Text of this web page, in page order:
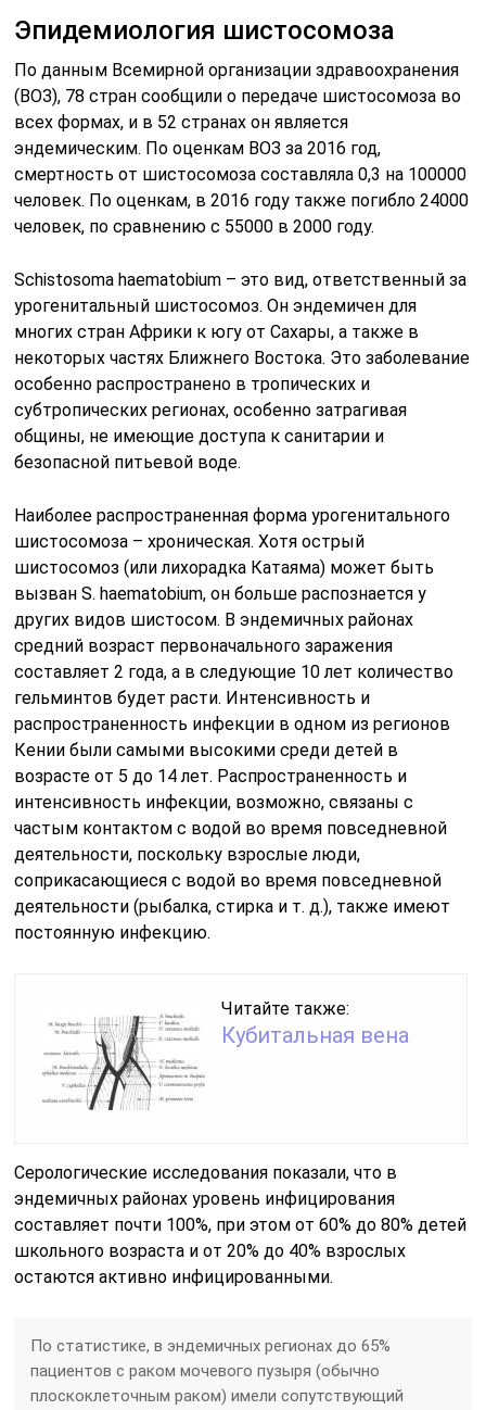
Эпидемиология шистосомоза
По данным Всемирной организации здравоохранения
(ВОЗ), 78 стран сообщили о передаче шистосомоза во
всех формах, и в 52 странах он является
эндемическим. По оценкам ВОЗ за 2016 год,
смертность от шистосомоза составляла 0,3 на 100000
человек. По оценкам, в 2016 году также погибло 24000
человек, по сравнению с 55000 в 2000 году.
Schistosoma haematobium – это вид, ответственный за
урогенитальный шистосомоз. Он эндемичен для
многих стран Африки к югу от Сахары, а также в
некоторых частях Ближнего Востока. Это заболевание
особенно распространено в тропических и
субтропических регионах, особенно затрагивая
общины, не имеющие доступа к санитарии и
безопасной питьевой воде.
Наиболее распространенная форма урогенитального
шистосомоза – хроническая. Хотя острый
шистосомоз (или лихорадка Катаяма) может быть
вызван S. haematobium, он больше распознается у
других видов шистосом. В эндемичных районах
средний возраст первоначального заражения
составляет 2 года, а в следующие 10 лет количество
гельминтов будет расти. Интенсивность и
распространенность инфекции в одном из регионов
Кении были самыми высокими среди детей в
возрасте от 5 до 14 лет. Распространенность и
интенсивность инфекции, возможно, связаны с
частым контактом с водой во время повседневной
деятельности, поскольку взрослые люди,
соприкасающиеся с водой во время повседневной
деятельности (рыбалка, стирка и т. д.), также имеют
постоянную инфекцию.
Читайте также:
Кубитальная вена
Серологические исследования показали, что в
эндемичных районах уровень инфицирования
составляет почти 100%, при этом от 60% до 80% детей
школьного возраста и от 20% до 40% взрослых
остаются активно инфицированными.
По статистике, в эндемичных регионах до 65%
пациентов с раком мочевого пузыря (обычно
плоскоклеточным раком) имели сопутствующий